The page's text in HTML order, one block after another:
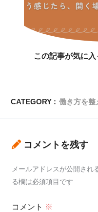
この記事が気に
CATEGORY : 働き方を整
コメントを残す
メールアドレスが公開され
る欄は必須項目です
コメント ※